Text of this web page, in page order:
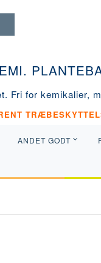
Fri for kemikalier,
ANDET GODT